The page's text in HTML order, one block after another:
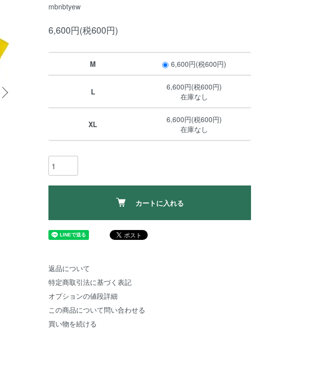
mbnbtyew
6,600円(税600円)
M 6,600円(税600円)
L
6,600円(税600円)
在庫なし
XL
6,600円(税600円)
在庫なし
カートに入れる
返品について
特定商取引法に基づく表記
オプションの値段詳細
この商品について問い合わせる
買い物を続ける